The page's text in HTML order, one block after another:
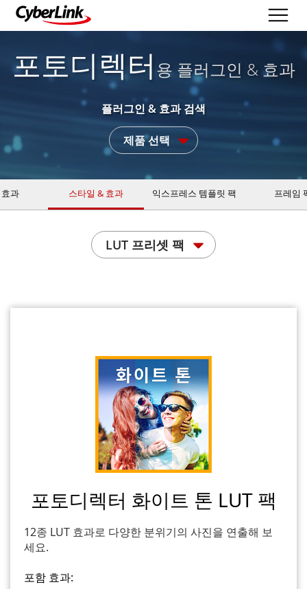
포토디렉터 용 플러그인 & 효과
플러그인 & 효과 검색
제품 선택
과 스타일 & 효과 익스프레스 템플릿 팩 프레임
LUT 프리셋 팩
포토디렉터 화이트 톤 LUT 팩
12종 LUT 효과로 다양한 분위기의 사진을 연출해 보
세요.
포함 효과: